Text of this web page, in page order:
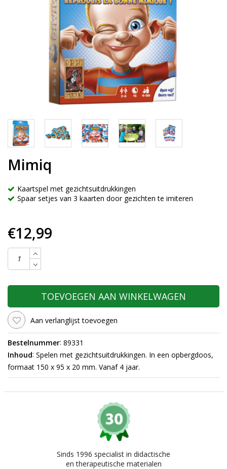
Mimiq
Kaartspel met gezichtsuitdrukkingen
Spaar setjes van 3 kaarten door gezichten te imiteren
€12,99
TOEVOEGEN AAN WINKELWAGEN
Aan verlanglijst toevoegen
Bestelnummer: 89331
Inhoud: Spelen met gezichtsuitdrukkingen. In een opbergdoos,
formaat 150 x 95 x 20 mm. Vanaf 4 jaar.
Sinds 1996 specialist in didactische
en therapeutische materialen